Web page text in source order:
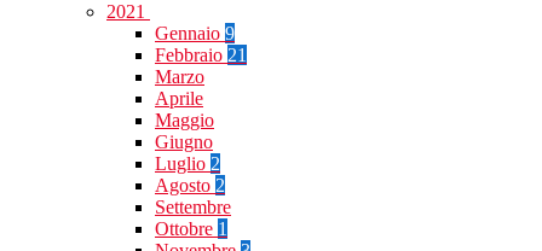
2021
Gennaio 9
Febbraio 21
Marzo
Aprile
Maggio
Giugno
Luglio 2
Agosto 2
Settembre
Ottobre 1